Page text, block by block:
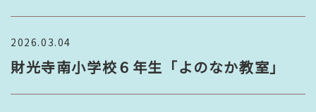
2026.03.04
財光寺南小学校６年生「よのなか教室」